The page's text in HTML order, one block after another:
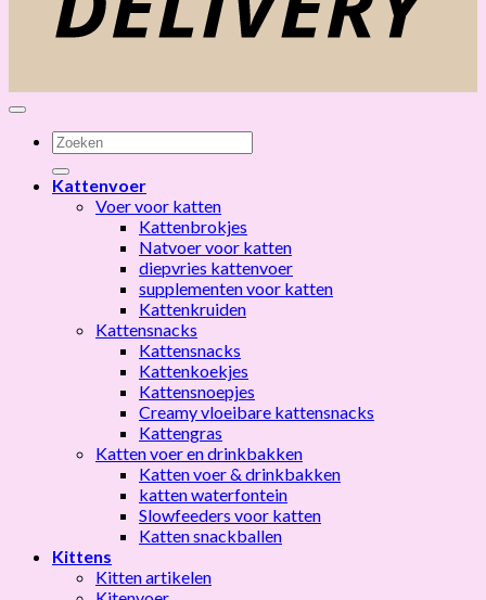
Zoeken
naar:
Kattenvoer
Voer voor katten
Kattenbrokjes
Natvoer voor katten
diepvries kattenvoer
supplementen voor katten
Kattenkruiden
Kattensnacks
Kattensnacks
Kattenkoekjes
Kattensnoepjes
Creamy vloeibare kattensnacks
Kattengras
Katten voer en drinkbakken
Katten voer & drinkbakken
katten waterfontein
Slowfeeders voor katten
Katten snackballen
Kittens
Kitten artikelen